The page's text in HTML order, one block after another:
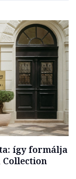
így formálja
Collection